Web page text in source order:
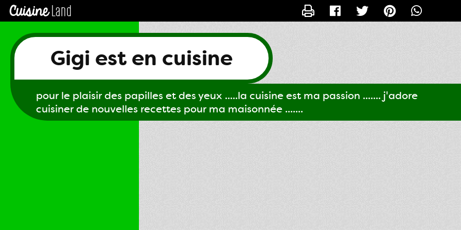
Gigi est en cuisine
pour le plaisir des papilles et des yeux .....la cuisine est ma passion ....... j'adore
cuisiner de nouvelles recettes pour ma maisonnée .......
CONTACTER GIGI61